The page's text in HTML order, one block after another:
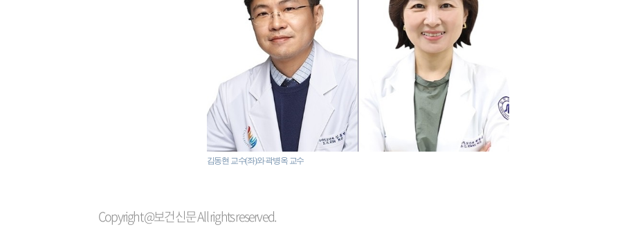
김동현 교수(좌)와 곽병옥 교수
Copyright @보건신문 All rights reserved.